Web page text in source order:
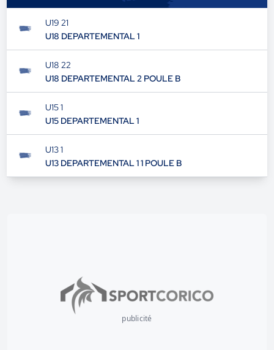
U19 21
U18 DEPARTEMENTAL 1
U18 22
U18 DEPARTEMENTAL 2 POULE B
U15 1
U15 DEPARTEMENTAL 1
U13 1
U13 DEPARTEMENTAL 1 1 POULE B
publicité